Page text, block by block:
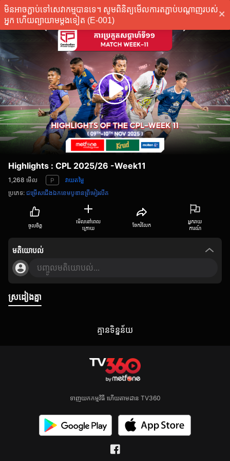
ភ្ជាប់
Highlights : CPL 2025/26 -Week11
1,268 មើល P
វាយតម្លៃ
ប្រភេទ: ជម្រើសជើងឯកខេមបូឌានព្រីមៀរលីគ
ចូលចិត្ត
មើលនៅពេល
ក្រោយ
ចែករំលែក
អ្នករាយ
ការណ៍
មតិយោបល់
បញ្ចូលមតិយោបល់...
ស្រដៀងគ្នា
គ្មាន​ទិន្នន័យ
ទាញយកកម្មវិធី ហើយតាមដាន TV360
មិនអាចភ្ជាប់ទៅសេវាកម្មបានទេ។ សូមពិនិត្យមើលការតភ្ជាប់បណ្តាញរបស់
អ្នក ហើយព្យាយាមម្តងទៀត (E-001)